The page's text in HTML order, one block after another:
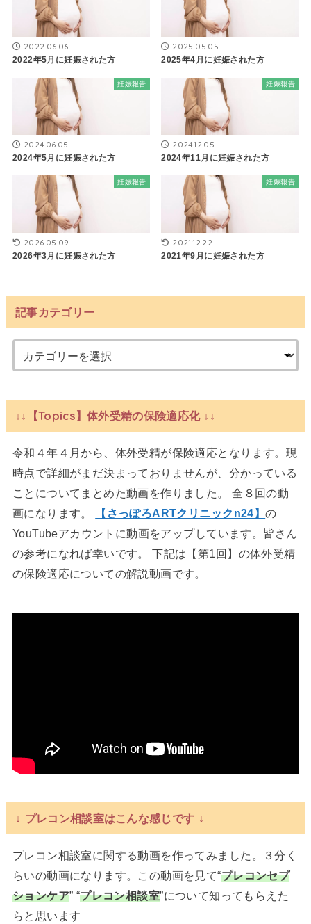
2022.06.06
2022年5月に妊娠された方
2025.05.05
2025年4月に妊娠された方
妊娠報告
2024.06.05
2024年5月に妊娠された方
妊娠報告
2024.12.05
2024年11月に妊娠された方
妊娠報告
2026.05.09
2026年3月に妊娠された方
妊娠報告
2021.12.22
2021年9月に妊娠された方
記事カテゴリー
↓↓【Topics】体外受精の保険適応化 ↓↓
令和４年４月から、体外受精が保険適応となります。現
時点で詳細がまだ決まっておりませんが、分かっている
ことについてまとめた動画を作りました。 全８回の動
画になります。
【さっぽろARTクリニックn24】の
YouTubeアカウントに動画をアップしています。皆さん
の参考になれば幸いです。 下記は【第1回】の体外受精
の保険適応についての解説動画です。
↓ プレコン相談室はこんな感じです ↓
プレコン相談室に関する動画を作ってみました。３分く
らいの動画になります。この動画を見て“プレコンセプ
ションケア” “プレコン相談室”について知ってもらえた
らと思います